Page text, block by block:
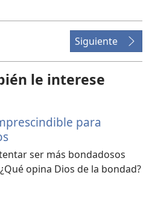
Siguiente
le interese
para
ser más bondadosos
opina Dios de la bondad?